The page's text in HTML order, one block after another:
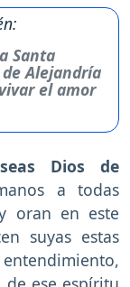
Santa
Alejandría
el amor
Dios de
a todas
oran en este
suyas estas